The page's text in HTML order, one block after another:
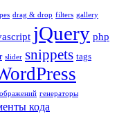
drag & drop filters gallery
jQuery php
slider snippets tags
генераторы
кода